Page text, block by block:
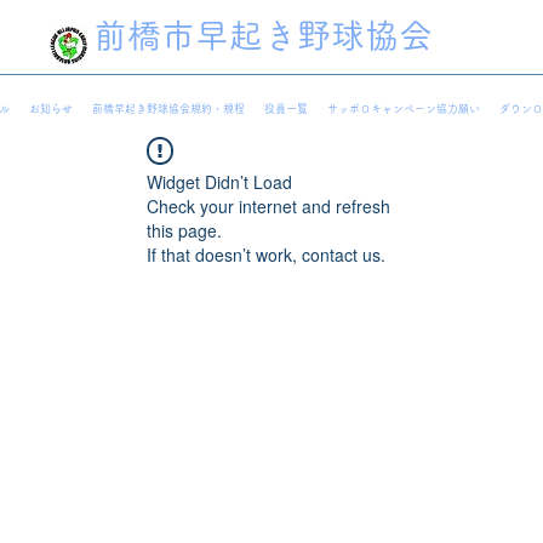
前橋市早起き野球協会
お知らせ 前橋早起き野球協会規約・規程 役員一覧 サッポロキャンペーン協力願い ダウン
Widget Didn’t Load
Check your internet and refresh
this page.
If that doesn’t work, contact us.